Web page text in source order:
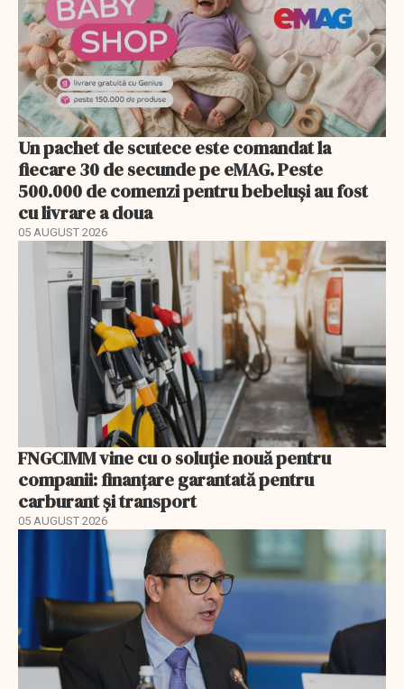
Un pachet de scutece este comandat la
fiecare 30 de secunde pe eMAG. Peste
500.000 de comenzi pentru bebeluși au fost
cu livrare a doua
05 AUGUST 2026
FNGCIMM vine cu o soluție nouă pentru
companii: finanțare garantată pentru
carburant și transport
05 AUGUST 2026